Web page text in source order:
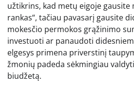
užtikrins, kad metų eigoje gausite
rankas“, tačiau pavasarį gausite
mokesčio permokos grąžinimo
investuoti ar panaudoti
elgesys primena priverstinį
žmonių padeda sėkmingiau
biudžetą.